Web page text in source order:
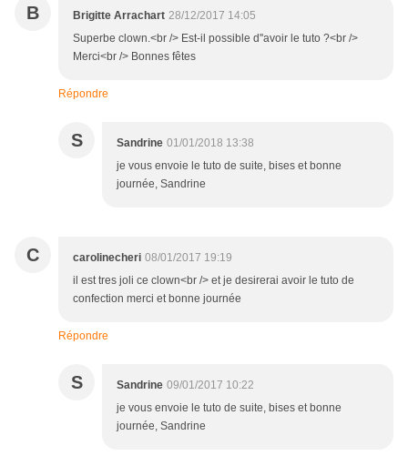
B Brigitte Arrachart 28/12/2017 14:05
Superbe clown.<br /> Est-il possible d''avoir le tuto ?<br />
Merci<br /> Bonnes fêtes
Répondre
S Sandrine 01/01/2018 13:38
je vous envoie le tuto de suite, bises et bonne
journée, Sandrine
C carolinecheri 08/01/2017 19:19
il est tres joli ce clown<br /> et je desirerai avoir le tuto de
confection merci et bonne journée
Répondre
S Sandrine 09/01/2017 10:22
je vous envoie le tuto de suite, bises et bonne
journée, Sandrine